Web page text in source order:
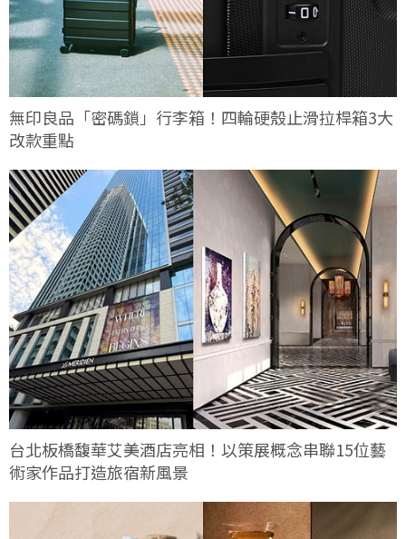
無印良品「密碼鎖」行李箱！四輪硬殼止滑拉桿箱3大
改款重點
台北板橋馥華艾美酒店亮相！以策展概念串聯15位藝
術家作品打造旅宿新風景